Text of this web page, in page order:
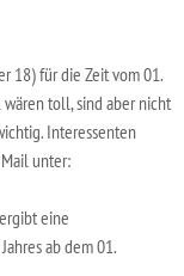
18) für die Zeit vom 01.
toll, sind aber nicht
Interessenten
unter:
eine
ab dem 01.